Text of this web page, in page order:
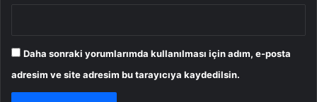
Daha sonraki yorumlarımda kullanılması için adım, e-posta
adresim ve site adresim bu tarayıcıya kaydedilsin.